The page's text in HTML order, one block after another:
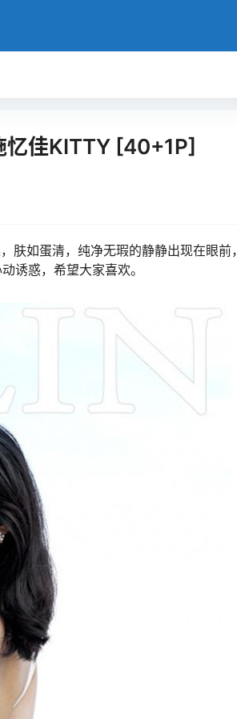
佳KITTY [40+1P]
肤如蛋清，纯净无瑕的静静出现在眼前，
诱惑，希望大家喜欢。